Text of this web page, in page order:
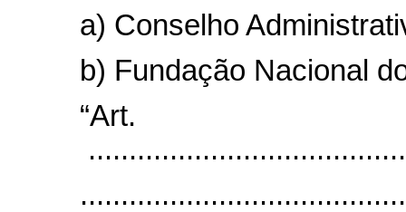
a) Conselho
b) Fundação Nacional